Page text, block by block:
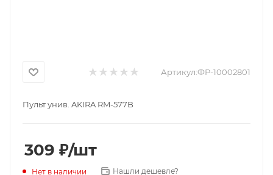
Артикул:ФР-10002801
Пульт унив. AKIRA RM-577B
309 ₽/шт
Нет в наличии Нашли дешевле?